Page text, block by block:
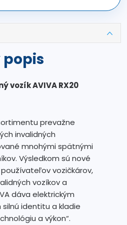
popis
vozík AVIVA RX20
prevažne
invalidných
mnohými spätnými
Výsledkom sú nové
vozičkárov,
vozíkov a
dáva elektrickým
identitu a kladie
a výkon“.